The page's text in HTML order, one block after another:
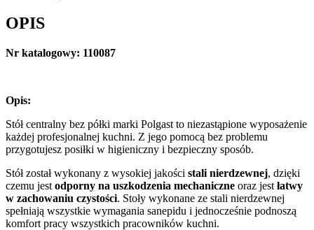
OPIS
Nr katalogowy: 110087
Opis:
Stół centralny bez półki marki Polgast to niezastąpione wyposażenie
każdej profesjonalnej kuchni. Z jego pomocą bez problemu
przygotujesz posiłki w higieniczny i bezpieczny sposób.
Stół został wykonany z wysokiej jakości stali nierdzewnej, dzięki
czemu jest odporny na uszkodzenia mechaniczne oraz jest łatwy
w zachowaniu czystości. Stoły wykonane ze stali nierdzewnej
spełniają wszystkie wymagania sanepidu i jednocześnie podnoszą
komfort pracy wszystkich pracowników kuchni.